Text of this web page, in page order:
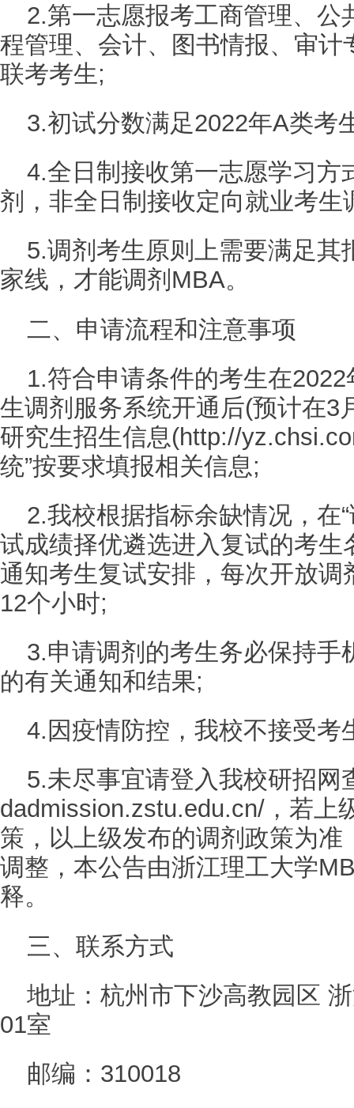
2.第一志愿报考工商管理、公
程管理、会计、图书情报、审计
联考考生;
3.初试分数满足2022年A类考
4.全日制接收第一志愿学习方
剂，非全日制接收定向就业考生
5.调剂考生原则上需要满足其
家线，才能调剂MBA。
二、申请流程和注意事项
1.符合申请条件的考生在
生调剂服务系统开通后(预计在3
研究生招生信息(http://
统”按要求填报相关信息;
2.我校根据指标余缺情况，在
试成绩择优遴选进入复试的考生
通知考生复试安排，每次开放
12个小时;
3.申请调剂的考生务必保持手
的有关通知和结果;
4.因疫情防控，我校不接受考
5.未尽事宜请登入我校研招网
dadmission.zstu.edu.cn/，若上
策，以上级发布的调剂政策为
调整，本公告由浙江理工大学
释。
三、联系方式
地址：杭州市下沙高教园区
01室
邮编：310018